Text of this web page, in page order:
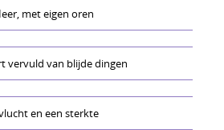
met eigen oren
vervuld van blijde dingen
en een sterkte